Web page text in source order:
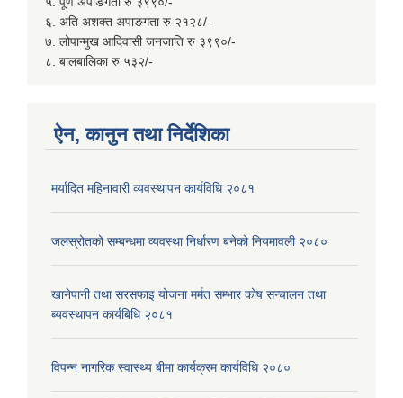
६. अति अशक्त अपाङगता रु २१२८/-
७. लोपान्मुख आदिवासी जनजाति रु ३९९०/-
८. बालबालिका रु ५३२/-
ऐन, कानुन तथा निर्देशिका
मर्यादित महिनावारी व्यवस्थापन कार्यविधि २०८१
जलस्रोतको सम्बन्धमा व्यवस्था निर्धारण बनेको नियमावली २०८०
खानेपानी तथा सरसफाइ योजना मर्मत सम्भार कोष सन्चालन तथा
ब्यवस्थापन कार्यबिधि २०८१
विपन्न नागरिक स्वास्थ्य बीमा कार्यक्रम कार्यविधि २०८०